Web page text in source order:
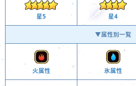
星5 星4
▼属性別一覧
火属性 氷属性